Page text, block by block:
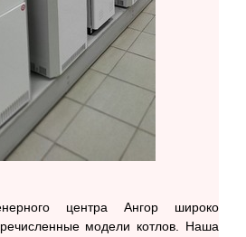
центра Ангор широко
модели котлов. Наша